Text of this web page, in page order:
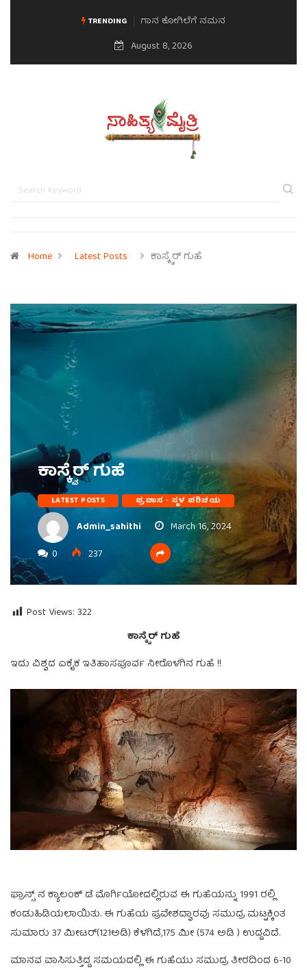
TRENDING
ಗಾನ ಕೋಗಿಲೆಗೆ ನಮನ ಮನಸಿನ ಸವಿಭಾವ
August 8, 2026
Home Latest Posts ಕಾಸ್ಕ್ವೆರ್ ಗುಹೆ
ಕಾಸ್ಕ್ವೆರ್ ಗುಹೆ
LATEST POSTS ಪ್ರವಾಸ - ಸ್ಥಳ ಪರಿಚಯ
Admin_sahithi
March 16, 2024
0
237
Post Views: 322
ಕಾಸ್ಕ್ವೆರ್ ಗುಹೆ
ಇದು ವಿಶ್ವದ ಏಕೈಕ ಇತಿಹಾಸಪೂರ್ವ ನೀರೊಳಗಿನ ಗುಹೆ !!
ಫ್ರಾನ್ಸ್ ನ ಕ್ಯಾಲಂಕ್ ಡೆ ಮೊರ್ಗಿಯೋದಲ್ಲಿರುವ ಈ ಗುಹೆಯನ್ನು 1991 ರಲ್ಲಿ
ಕಂಡುಹಿಡಿಯಲಾಯಿತು. ಈ ಗುಹೆಯ ಪ್ರವೇಶದ್ವಾರವು ಸಮುದ್ರ ಮಟ್ಟಕ್ಕಿಂತ
ಸುಮಾರು 37 ಮೀಟರ್(121ಅಡಿ) ಕೆಳಗಿದೆ,175 ಮೀ (574 ಅಡಿ ) ಉದ್ದವಿದೆ.
ಮಾನವ ವಾಸಿಸುತ್ತಿದ್ದ ಸಮಯದಲ್ಲಿ ಈ ಗುಹೆಯು ಸಮುದ್ರ ತೀರದಿಂದ 6-10